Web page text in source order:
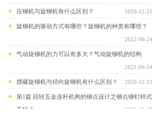
压铆机与旋铆机有什么区别？ 2020-12-21
旋铆机的驱动方式有哪些？旋铆机的种类有哪些？
2022-06-24
气动旋铆机的力可以有多大？气动旋铆机的结构
2021-06-24
摆碾旋铆机与径向旋铆机有什么区别？ 2020-12-21
第1篇 回转五金连杆机构的铆点设计之铆点铆钉样式
及特点
2023-02-27